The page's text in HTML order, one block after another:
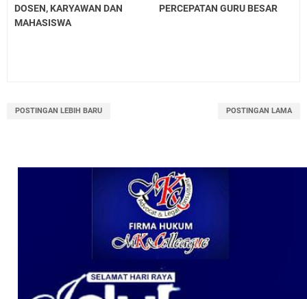
DOSEN, KARYAWAN DAN
MAHASISWA
PERCEPATAN GURU BESAR
POSTINGAN LEBIH BARU POSTINGAN LAMA